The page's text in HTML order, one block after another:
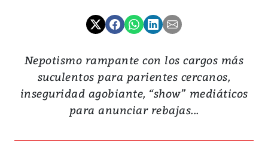
Nepotismo rampante con los cargos más
suculentos para parientes cercanos,
inseguridad agobiante, “show” mediáticos
para anunciar rebajas...